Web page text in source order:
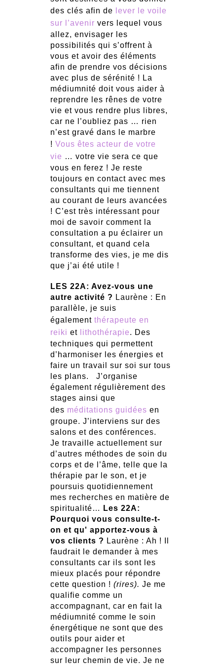
des clés afin de
lever le voile
sur l’avenir vers lequel vous
allez, envisager les
possibilités qui s’offrent à
vous et avoir des éléments
afin de prendre vos décisions
avec plus de sérénité ! La
médiumnité doit vous aider à
reprendre les rênes de votre
vie et vous rendre plus libres,
car ne l’oubliez pas … rien
n’est gravé dans le marbre
! Vous êtes acteur de votre
vie … votre vie sera ce que
vous en ferez ! Je reste
toujours en contact avec mes
consultants qui me tiennent
au courant de leurs avancées
! C’est très intéressant pour
moi de savoir comment la
consultation a pu éclairer un
consultant, et quand cela
transforme des vies, je me dis
que j’ai été utile !
LES 22A: Avez-vous une
autre activité ? Laurène : En
parallèle, je suis
également thérapeute en
reiki et lithothérapie. Des
techniques qui permettent
d’harmoniser les énergies et
faire un travail sur soi sur tous
les plans. J’organise
également régulièrement des
stages ainsi que
des méditations guidées en
groupe. J’interviens sur des
salons et des conférences.
Je travaille actuellement sur
d’autres méthodes de soin du
corps et de l’âme, telle que la
thérapie par le son, et je
poursuis quotidiennement
mes recherches en matière de
spiritualité…
Les 22A:
Pourquoi vous consulte-t-
on et qu' apportez-vous à
vos clients ? Laurène : Ah ! Il
faudrait le demander à mes
consultants car ils sont les
mieux placés pour répondre
cette question ! (rires). Je me
qualifie comme un
accompagnant, car en fait la
médiumnité comme le soin
énergétique ne sont que des
outils pour aider et
accompagner les personnes
sur leur chemin de vie. Je ne